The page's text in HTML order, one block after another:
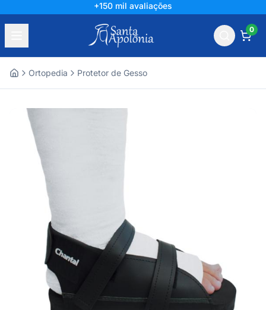
+150 mil avaliações
0
Ortopedia Protetor de Gesso